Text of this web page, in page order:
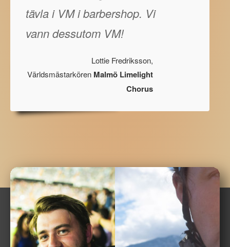
tävla i VM i barbershop. Vi
vann dessutom VM!
Lottie Fredriksson,
Världsmästarkören Malmö Limelight
Chorus